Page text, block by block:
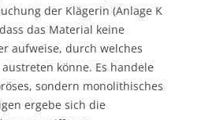
der Klägerin (Anlage K
das Material keine
aufweise, durch welches
könne. Es handele
sondern monolithisches
ergebe sich die